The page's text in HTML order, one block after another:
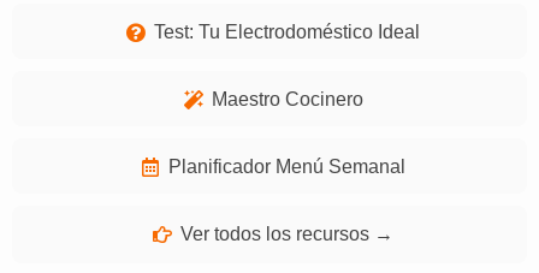
Test: Tu Electrodoméstico Ideal
Maestro Cocinero
Planificador Menú Semanal
Ver todos los recursos →